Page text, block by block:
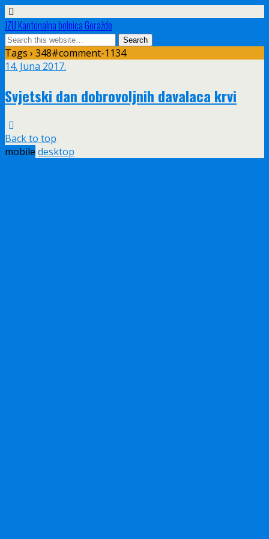
JZU Kantonalna bolnica Goražde
Tags › 348#comment-1134
14. Juna 2017.
Svjetski dan dobrovoljnih davalaca krvi
Back to top
mobile desktop